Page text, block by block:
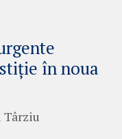
în noua
Târziu